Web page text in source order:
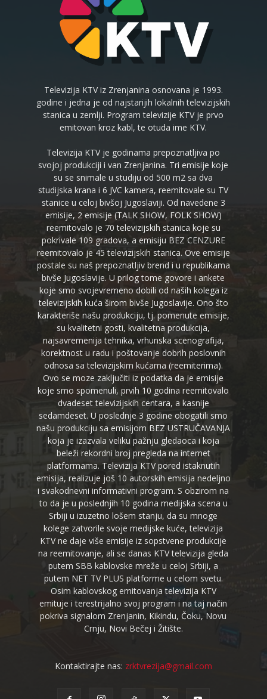
Televizija KTV iz Zrenjanina osnovana je 1993.
godine i jedna je od najstarijih lokalnih televizijskih
stanica u zemlji. Program televizije KTV je prvo
emitovan kroz kabl, te otuda ime KTV.
Televizija KTV je godinama prepoznatljiva po
svojoj produkciji i van Zrenjanina. Tri emisije koje
su se snimale u studiju od 500 m2 sa dva
studijska krana i 6 JVC kamera, reemitovale su TV
stanice u celoj bivšoj Jugoslaviji. Od navedene 3
emisije, 2 emisije (TALK SHOW, FOLK SHOW)
reemitovalo je 70 televizijskih stanica koje su
pokrivale 109 gradova, a emisiju BEZ CENZURE
reemitovalo je 45 televizijskih stanica. Ove emisije
postale su naš prepoznatljiv brend i u republikama
bivše Jugoslavije. U prilog tome govore i ankete
koje smo svojevremeno dobili od naših kolega iz
televizijskih kuća širom bivše Jugoslavije. Ono što
karakteriše našu produkciju, tj. pomenute emisije,
su kvalitetni gosti, kvalitetna produkcija,
najsavremenija tehnika, vrhunska scenografija,
korektnost u radu i poštovanje dobrih poslovnih
odnosa sa televizijskim kućama (reemiterima).
Ovo se moze zaključiti iz podatka da je emisije
koje smo spomenuli, prvih 10 godina reemitovalo
dvadeset televizijskih centara, a kasnije
sedamdeset. U poslednje 3 godine obogatili smo
našu produkciju sa emisijom BEZ USTRUČAVANJA
koja je izazvala veliku pažnju gledaoca i koja
beleži rekordni broj pregleda na internet
platformama. Televizija KTV pored istaknutih
emisija, realizuje još 10 autorskih emisija nedeljno
i svakodnevni informativni program. S obzirom na
to da je u poslednjih 10 godina medijska scena u
Srbiji u izuzetno lošem stanju, da su mnoge
kolege zatvorile svoje medijske kuće, televizija
KTV ne daje više emisije iz sopstvene produkcije
na reemitovanje, ali se danas KTV televizija gleda
putem SBB kablovske mreže u celoj Srbiji, a
putem NET TV PLUS platforme u celom svetu.
Osim kablovskog emitovanja televizija KTV
emituje i terestrijalno svoj program i na taj način
pokriva signalom Zrenjanin, Kikindu, Čoku, Novu
Crnju, Novi Bečej i Žitište.
Kontaktirajte nas: zrktvrezija@gmail.com